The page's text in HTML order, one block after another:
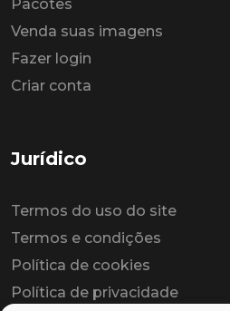
Pacotes
Venda suas imagens
Fazer login
Criar conta
Jurídico
Termos do uso do site
Termos e condições
Política de cookies
Política de privacidade